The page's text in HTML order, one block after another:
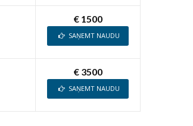
€ 1500
SAŅEMT NAUDU
€ 3500
SAŅEMT NAUDU